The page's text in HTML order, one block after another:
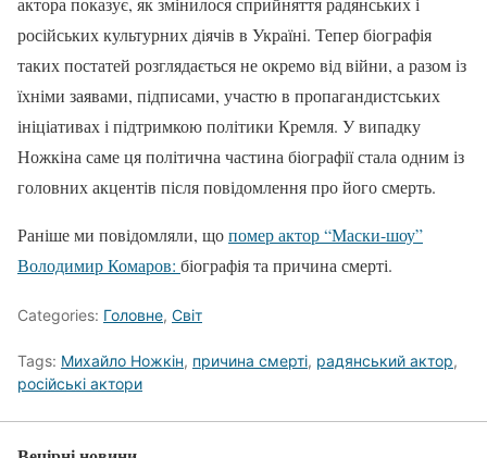
російських культурних діячів в Україні. Тепер біографія
таких постатей розглядається не окремо від війни, а разом із
їхніми заявами, підписами, участю в пропагандистських
ініціативах і підтримкою політики Кремля. У випадку
Ножкіна саме ця політична частина біографії стала одним із
головних акцентів після повідомлення про його смерть.
Раніше ми повідомляли, щопомер актор “Маски-шоу”
Володимир Комаров: біографія та причина смерті.
Categories: Головне, Світ
Tags: Михайло Ножкін, причина смерті, радянський актор,
російські актори